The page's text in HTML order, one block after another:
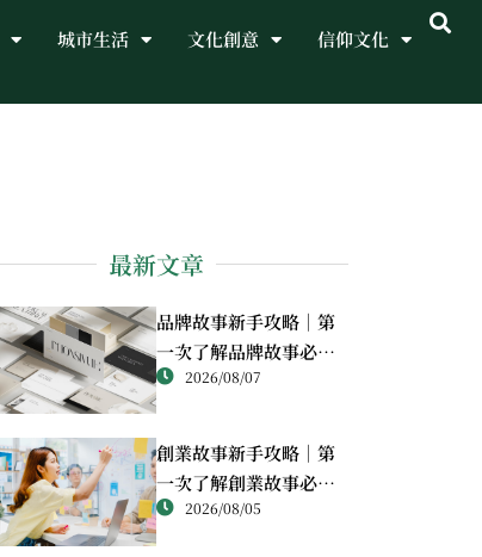
城市生活 文化創意 信仰文化
最新文章
品牌故事新手攻略｜第
一次了解品牌故事必讀
重點2026/08/07
創業故事新手攻略｜第
一次了解創業故事必讀
重點2026/08/05